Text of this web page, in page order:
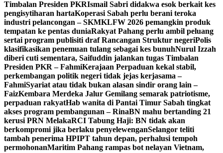
Timbalan Presiden PKRIsmail Sabri didakwa esok berkait kes
pengisytiharan hartaKoperasi Sabah perlu berani teroka
industri pelancongan – SKMKLFW 2026 pemangkin produk
tempatan ke pentas duniaRakyat Pahang perlu ambil peluang
sertai program publisiti draf Rancangan Struktur negeriPolis
klasifikasikan penemuan tulang sebagai kes bunuhNurul Izzah
diberi cuti sementara, Saifuddin jalankan tugas Timbalan
Presiden PKR – FahmiKerajaan Perpaduan kekal stabil,
perkembangan politik negeri tidak jejas kerjasama –
FahmiSyariat atau tidak bukan alasan sindir orang lain –
FaizKembara Merdeka Jalur Gemilang semarak patriotisme,
perpaduan rakyatHab wanita di Pantai Timur Sabah tingkat
akses program pembangunan – RinaBN mahu bertanding 21
kerusi PRN MelakaRCI Tabung Haji: BN tidak akan
berkompromi jika berlaku penyelewenganSelangor teliti
tambah penerima HPIPT tahun depan, perhalusi tempoh
permohonanMaritim Pahang rampas bot nelayan Vietnam,